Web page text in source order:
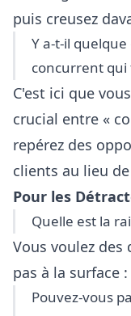
puis creusez
Y a-t-il
concurrent qui
C'est ici que
crucial entre «
repérez des
clients au lieu
Pour les
Quelle est la
Vous voulez des
pas à la surface :
Pouvez-vous